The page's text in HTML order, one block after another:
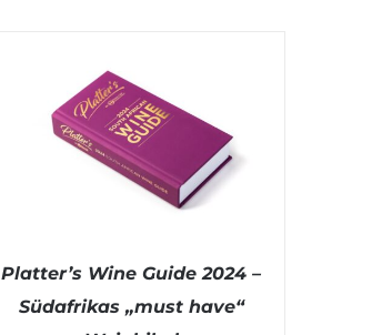
Platter’s Wine Guide 2024 –
Südafrikas „must have“